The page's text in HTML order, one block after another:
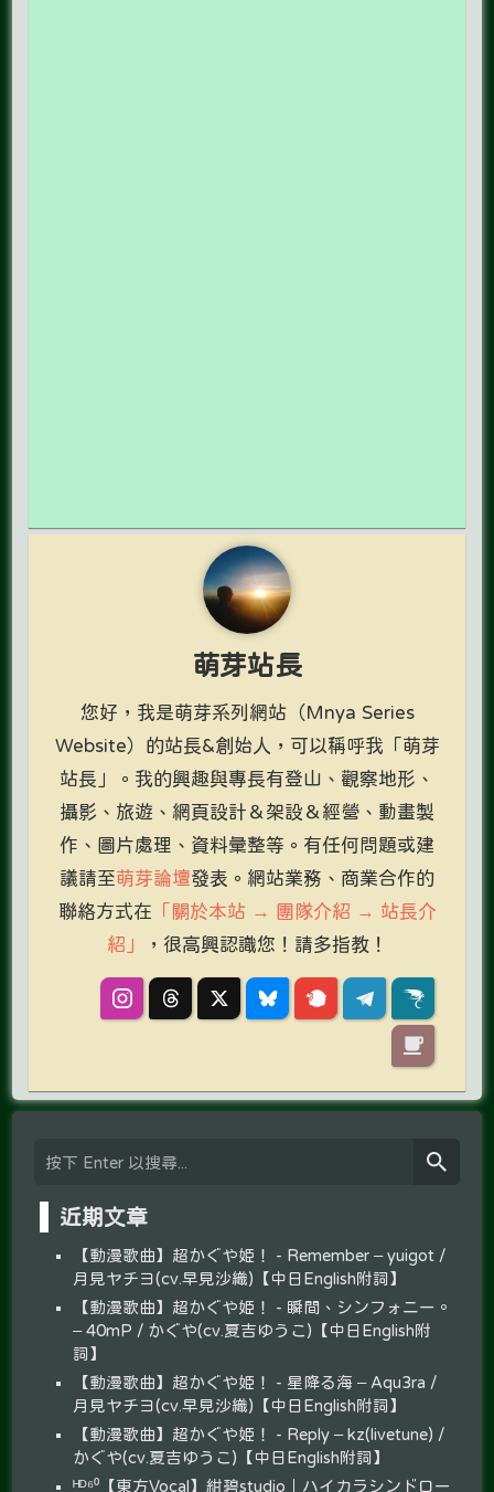
萌芽站長
您好，我是萌芽系列網站（Mnya Series
Website）的站長&創始人，可以稱呼我「萌芽
站長」。我的興趣與專長有登山、觀察地形、
攝影、旅遊、網頁設計＆架設＆經營、動畫製
作、圖片處理、資料彙整等。有任何問題或建
議請至萌芽論壇發表。網站業務、商業合作的
聯絡方式在 「關於本站 → 團隊介紹 → 站長介
紹」
，很高興認識您！請多指教！
近期文章
【動漫歌曲】超かぐや姫！ - Remember – yuigot /
月見ヤチヨ(cv.早見沙織)【中日English附詞】
【動漫歌曲】超かぐや姫！ - 瞬間、シンフォニー。
– 40mP / かぐや(cv.夏吉ゆうこ)【中日English附
詞】
【動漫歌曲】超かぐや姫！ - 星降る海 – Aqu3ra /
月見ヤチヨ(cv.早見沙織)【中日English附詞】
【動漫歌曲】超かぐや姫！ - Reply – kz(livetune) /
かぐや(cv.夏吉ゆうこ)【中日English附詞】
ᴴᴰ⁶⁰【東方Vocal】紺碧studio｜ハイカラシンドロー